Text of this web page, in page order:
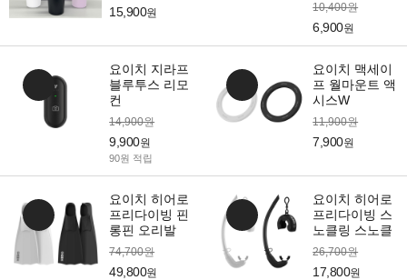
15,900원 10,400원
6,900원
요이치 지라프
블루투스 리모
컨
14,900원
9,900원
90원 적립
요이치 맥세이
프 월마운트 액
시스W
11,900원
7,900원
요이치 히어로
프리다이빙 핀
롱핀 오리발
74,700원
49,800원
요이치 히어로
프리다이빙 스
노클링 스노클
26,700원
17,800원